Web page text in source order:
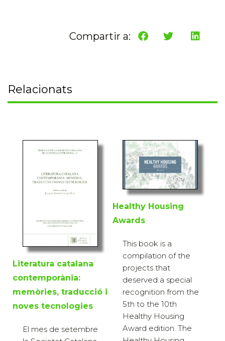
Compartir a:
Relacionats
Literatura catalana
contemporània:
memòries, traducció i
noves tecnologies
El mes de setembre
Healthy Housing
Awards
This book is a
compilation of the
projects that
deserved a special
recognition from the
5th to the 10th
Healthy Housing
Award edition. The